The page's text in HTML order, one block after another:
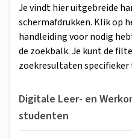
Je vindt hier uitgebreide
schermafdrukken. Klik op
handleiding voor nodig
de zoekbalk. Je kunt de
zoekresultaten specifieker
Digitale Leer- en
studenten